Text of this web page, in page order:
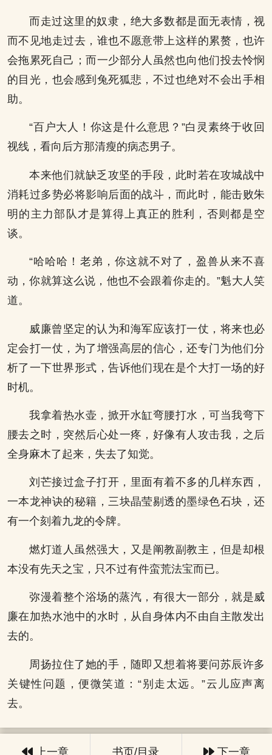
而走过这里的奴隶，绝大多数都是面无表情，视
而不见地走过去，谁也不愿意带上这样的累赘，也许
会拖累死自己；而一少部分人虽然也向他们投去怜悯
的目光，也会感到兔死狐悲，不过也绝对不会出手相
助。
“百户大人！你这是什么意思？”白灵素终于收回
视线，看向后方那清瘦的病态男子。
本来他们就缺乏攻坚的手段，此时若在攻城战中
消耗过多势必将影响后面的战斗，而此时，能击败朱
明的主力部队才是算得上真正的胜利，否则都是空
谈。
“哈哈哈！老弟，你这就不对了，盈兽从来不喜
动，你就算这么说，他也不会跟着你走的。”魁大人笑
道。
威廉曾坚定的认为和海军应该打一仗，将来也必
定会打一仗，为了增强高层的信心，还专门为他们分
析了一下世界形式，告诉他们现在是个大打一场的好
时机。
我拿着热水壶，掀开水缸弯腰打水，可当我弯下
腰去之时，突然后心处一疼，好像有人攻击我，之后
全身麻木了起来，失去了知觉。
刘芒接过盒子打开，里面有着不多的几样东西，
一本龙神诀的秘籍，三块晶莹剔透的墨绿色石块，还
有一个刻着九龙的令牌。
燃灯道人虽然强大，又是阐教副教主，但是却根
本没有先天之宝，只不过有件蛮荒法宝而已。
弥漫着整个浴场的蒸汽，有很大一部分，就是威
廉在加热水池中的水时，从自身体内不由自主散发出
去的。
周扬拉住了她的手，随即又想着将要问苏辰许多
关键性问题，便微笑道：“别走太远。”云儿应声离
去。
上一章 书页/目录 下一章